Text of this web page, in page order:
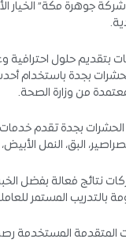
جوهرة مكة” الخيار
بتقديم حلول احترافية
بجدة باستخدام
من وزارة الصحة.
بجدة تقدم
البق، النمل
نتائج فعالة بفضل
بالتدريب المستمر
المتقدمة المستخدمة